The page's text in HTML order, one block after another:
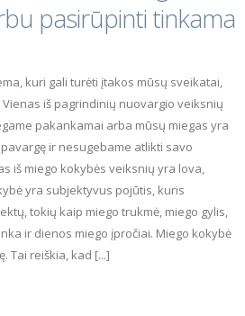
pasirūpinti tinkama
kuri gali turėti įtakos mūsų sveikatai,
iš pagrindinių nuovargio veiksnių
pakankamai arba mūsų miegas yra
ir nesugebame atlikti savo
iš miego kokybės veiksnių yra lova,
yra subjektyvus pojūtis, kuris
tokių kaip miego trukmė, miego gylis,
ir dienos miego įpročiai. Miego kokybė
Tai reiškia, kad [...]